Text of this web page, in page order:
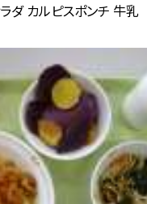
ダ カルピスポンチ 牛乳